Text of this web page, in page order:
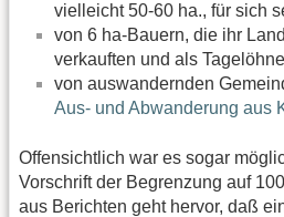
vielleicht 50-60 ha., für sich
von 6 ha-Bauern, die ihr
verkauften und als
von auswandernden
Aus- und Abwanderung aus
Offensichtlich war es sogar
Vorschrift der Begrenzung auf
aus Berichten geht hervor, daß